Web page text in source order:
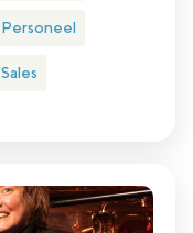
Personeel
Sales